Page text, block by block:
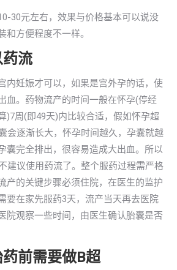
30元左右，效果与价格基本可以说没
和方便程度不一样。
流
内妊娠才可以，如果是宫外孕的话，使
血。药物流产的时间一般在怀孕(停经
)7周(即49天)内比较合适，假如怀孕超
会逐渐长大，怀孕时间越久，孕囊就越
囊完全排出，很容易造成大出血。所以
建议使用药流了。整个服药过程需严格
产的关键步骤必须住院，在医生的监护
要在家先服药3天，流产当天再去医院
院观察一些时间，由医生确认胎囊是否
前需要做B超